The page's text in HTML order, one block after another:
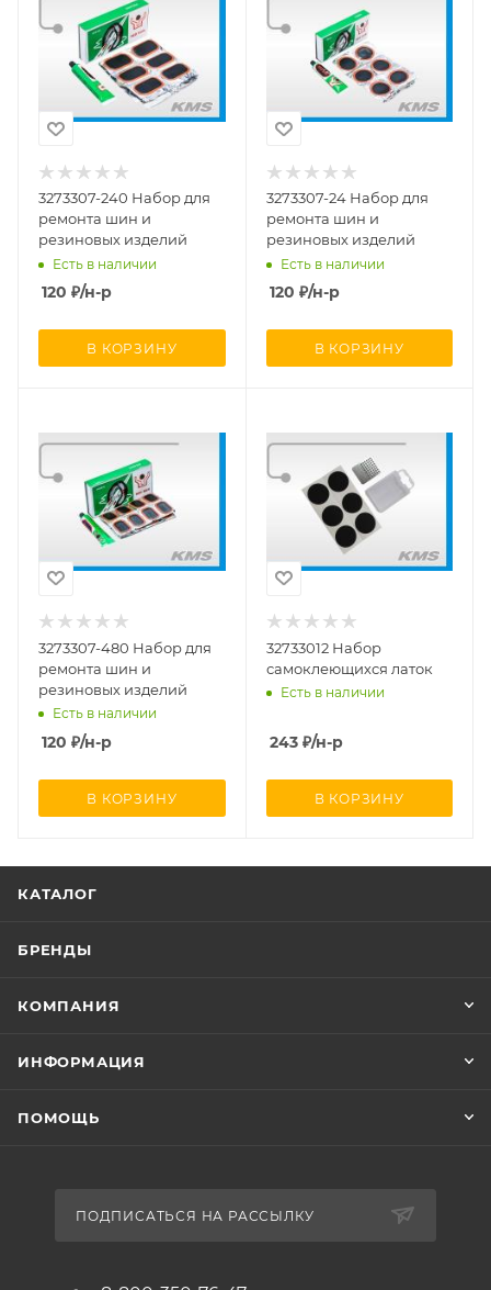
3273307-240 Набор для
ремонта шин и
резиновых изделий
Есть в наличии
120 ₽/н-р
В КОРЗИНУ
3273307-24 Набор для
ремонта шин и
резиновых изделий
Есть в наличии
120 ₽/н-р
В КОРЗИНУ
3273307-480 Набор для
ремонта шин и
резиновых изделий
Есть в наличии
120 ₽/н-р
В КОРЗИНУ
32733012 Набор
самоклеющихся латок
Есть в наличии
243₽/н-р
В КОРЗИНУ
КАТАЛОГ
БРЕНДЫ
КОМПАНИЯ
ИНФОРМАЦИЯ
ПОМОЩЬ
ПОДПИСАТЬСЯ НА РАССЫЛКУ